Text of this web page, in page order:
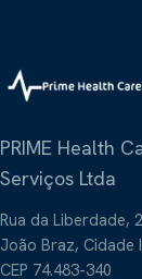
PRIME Health
Serviços Ltda
Rua da Liberdade,
João Braz, Cidade
CEP 74.483-340